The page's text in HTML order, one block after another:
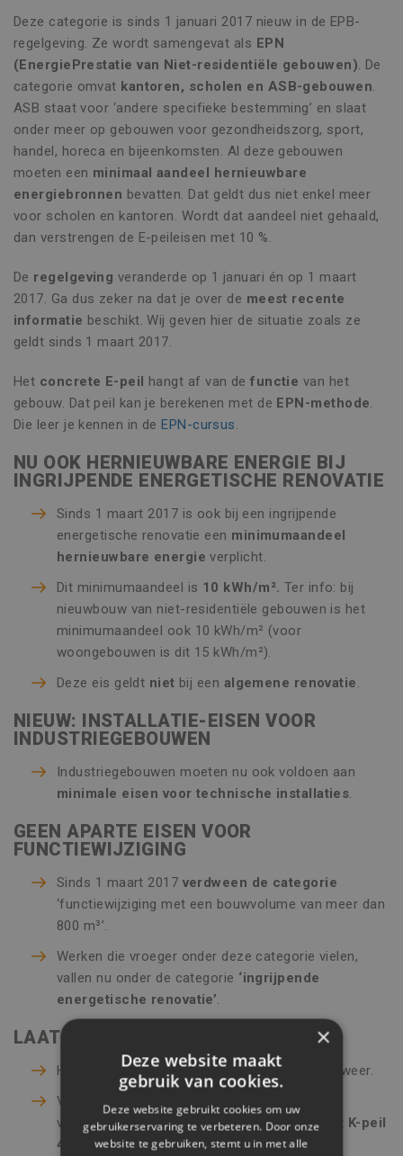
Deze categorie is sinds 1 januari 2017 nieuw in de EPB-
regelgeving. Ze wordt samengevat als EPN
(EnergiePrestatie van Niet-residentiële gebouwen). De
categorie omvat kantoren, scholen en ASB-gebouwen.
ASB staat voor ‘andere specifieke bestemming’ en slaat
onder meer op gebouwen voor gezondheidszorg, sport,
handel, horeca en bijeenkomsten. Al deze gebouwen
moeten een minimaal aandeel hernieuwbare
energiebronnen bevatten. Dat geldt dus niet enkel meer
voor scholen en kantoren. Wordt dat aandeel niet gehaald,
dan verstrengen de E-peileisen met 10 %.
De regelgeving veranderde op 1 januari én op 1 maart
2017. Ga dus zeker na dat je over de meest recente
informatie beschikt. Wij geven hier de situatie zoals ze
geldt sinds 1 maart 2017.
Het concrete E-peil hangt af van defunctie van het
gebouw. Dat peil kan je berekenen met de EPN-methode.
Die leer je kennen in de EPN-cursus.
NU OOK HERNIEUWBARE ENERGIE BIJ
INGRIJPENDE ENERGETISCHE RENOVATIE
Sinds 1 maart 2017 is ook bij een ingrijpende
energetische renovatie een minimumaandeel
hernieuwbare energie verplicht.
Dit minimumaandeel is 10 kWh/m². Ter info: bij
nieuwbouw van niet-residentiële gebouwen is het
minimumaandeel ook 10 kWh/m² (voor
woongebouwen is dit 15 kWh/m²).
Deze eis geldt niet bij een algemene renovatie.
NIEUW: INSTALLATIE-EISEN VOOR
INDUSTRIEGEBOUWEN
Industriegebouwen moeten nu ook voldoen aan
minimale eisen voor technische installaties.
GEEN APARTE EISEN VOOR
FUNCTIEWIJZIGING
Sinds 1 maart 2017 verdween de categorie
‘functiewijziging met een bouwvolume van meer dan
800 m³’.
Werken die vroeger onder deze categorie vielen,
vallen nu onder de categorie ‘ingrijpende
energetische renovatie’.
LAATSTE JAAR K-PEIL
Het K-peil geeft deglobale warmte-isolatie
weer.
Voor niet-residentiële gebouwen met
vergunningsaanvraag of melding in 2017 is dit K-peil
40
×
Deze website maakt
gebruik van cookies.
Deze website gebruikt cookies om uw
gebruikerservaring te verbeteren. Door onze
website te gebruiken, stemt u in met alle